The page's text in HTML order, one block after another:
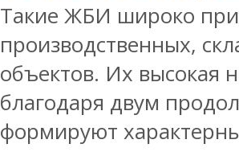
Такие ЖБИ широко
производственных,
объектов. Их высокая
благодаря двум
формируют